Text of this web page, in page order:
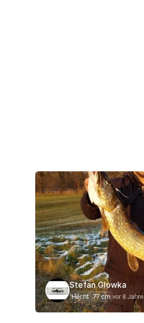
Stefan Glowka
Hecht 77 cm vor 8 Jahre